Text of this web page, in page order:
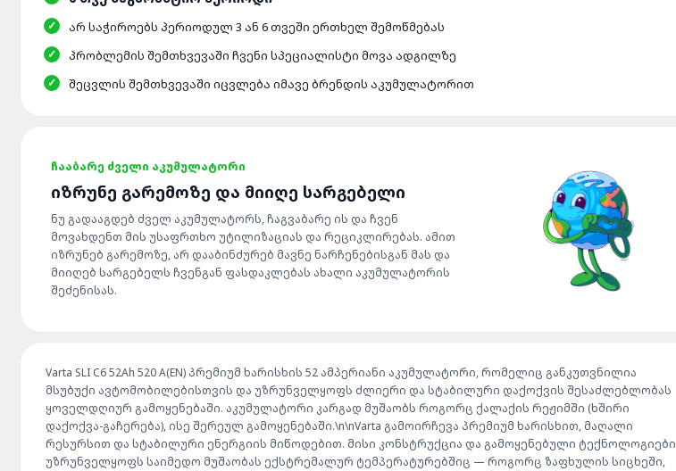
ᲐᲠ ᲡᲐᲭᲘᲠᲝᲔᲑᲡ ᲞᲔᲠᲘᲝᲓᲣᲚ 3 ᲐᲜ 6 ᲗᲕᲔᲨᲘ ᲔᲠᲗᲮᲔᲚ ᲨᲔᲛᲝᲬᲛᲔᲑᲐᲡ
ᲞᲠᲝᲑᲚᲔᲛᲘᲡ ᲨᲔᲛᲗᲮᲕᲔᲕᲐᲨᲘ ᲩᲕᲔᲜᲘ ᲡᲞᲔᲪᲘᲐᲚᲘᲡᲢᲘ ᲛᲝᲕᲐ ᲐᲓᲒᲘᲚᲖᲔ
ᲨᲔᲪᲕᲚᲘᲡ ᲨᲔᲛᲗᲮᲕᲔᲕᲐᲨᲘ ᲘᲪᲕᲚᲔᲑᲐ ᲘᲛᲐᲕᲔ ᲑᲠᲔᲜᲓᲘᲡ ᲐᲙᲣᲛᲣᲚᲐᲢᲝᲠᲘᲗ
ᲩᲐᲐᲑᲐᲠᲔ ᲫᲕᲔᲚᲘ ᲐᲙᲣᲛᲣᲚᲐᲢᲝᲠᲘ
ᲘᲖᲠᲣᲜᲔ ᲒᲐᲠᲔᲛᲝᲖᲔ ᲓᲐ ᲛᲘᲘᲦᲔ ᲡᲐᲠᲒᲔᲑᲔᲚᲘ
ნუ გადააგდებ ძველ აკუმულატორს, ჩაგვაბარე ის და ჩვენ
მოვახდენთ მის უსაფრთხო უტილიზაციას და რეციკლირებას. ამით
იზრუნებ გარემოზე, არ დააბინძურებ მავნე ნარჩენებისგან მას და
მიიღებ სარგებელს ჩვენგან ფასდაკლებას ახალი აკუმულატორის
შეძენისას.
Varta SLI C6 52Ah 520 A(EN) პრემიუმ ხარისხის 52 ამპერიანი აკუმულატორი, რომელიც განკუთვნილია
მსუბუქი ავტომობილებისთვის და უზრუნველყოფს ძლიერი და სტაბილური დაქოქვის შესაძლებლობას
ყოველდღიურ გამოყენებაში. აკუმულატორი კარგად მუშაობს როგორც ქალაქის რეჟიმში (ხშირი
დაქოქვა-გაჩერება), ისე შერეულ გამოყენებაში.\n\nVarta გამოირჩევა პრემიუმ ხარისხით, მაღალი
რესურსით და სტაბილური ენერგიის მიწოდებით. მისი კონსტრუქცია და გამოყენებული ტექნოლოგიები
უზრუნველყოფს საიმედო მუშაობას ექსტრემალურ ტემპერატურებშიც — როგორც ზაფხულის სიცხეში,